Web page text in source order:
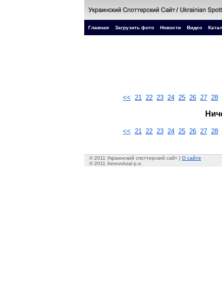
Главная Загрузить фото Новости Видео
<< 21 22 23 24 25 26 27 28
<< 21 22 23 24 25 26 27 28
© 2011 Украинский споттерский сайт | О сайте
© 2011 Aerovokzal p.e.